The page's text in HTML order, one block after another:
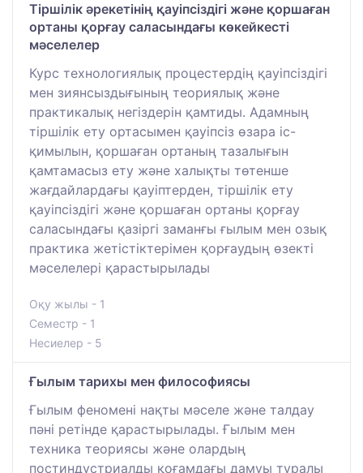
Тіршілік әрекетінің қауіпсіздігі және қоршаған
ортаны қорғау саласындағы көкейкесті
мәселелер
Курс технологиялық процестердің қауіпсіздігі
мен зиянсыздығының теориялық және
практикалық негіздерін қамтиды. Адамның
тіршілік ету ортасымен қауіпсіз өзара іс-
қимылын, қоршаған ортаның тазалығын
қамтамасыз ету және халықты төтенше
жағдайлардағы қауіптерден, тіршілік ету
қауіпсіздігі және қоршаған ортаны қорғау
саласындағы қазіргі заманғы ғылым мен озық
практика жетістіктерімен қорғаудың өзекті
мәселелері қарастырылады
Оқу жылы - 1
Семестр - 1
Несиелер - 5
Ғылым тарихы мен философиясы
Ғылым феномені нақты мәселе және талдау
пәні ретінде қарастырылады. Ғылым мен
техника теориясы және олардың
постиндустриалды қоғамдағы дамуы туралы